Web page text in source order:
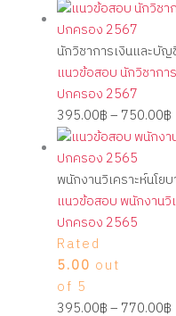
นักวิชาการเงินและบัญ
แนวข้อสอบ นักวิชาก
ปกครอง 2567
395.00฿– 750.00฿
พนักงานวิเคราะห์นโย
แนวข้อสอบ พนักงานวิ
ปกครอง 2565
Rated
5.00 out
of 5
395.00฿– 770.00฿